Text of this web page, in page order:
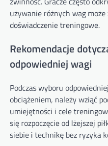
używanie różnych wag
doświadczenie treningowe.
Rekomendacje
odpowiedniej wagi
Podczas wyboru
obciążeniem, należy wziąć
umiejętności i cele
się rozpoczęcie od lżejszej
siebie i technikę bez ryzyka